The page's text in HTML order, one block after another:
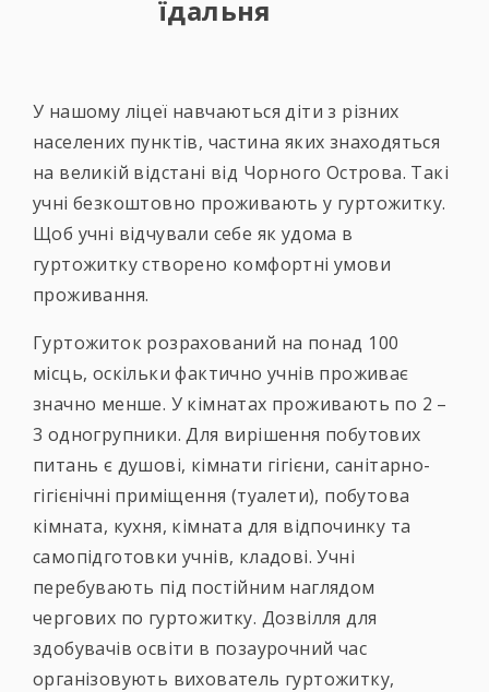
їдальня
У нашому ліцеї навчаються діти з різних
населених пунктів, частина яких знаходяться
на великій відстані від Чорного Острова. Такі
учні безкоштовно проживають у гуртожитку.
Щоб учні відчували себе як удома в
гуртожитку створено комфортні умови
проживання.
Гуртожиток розрахований на понад 100
місць, оскільки фактично учнів проживає
значно менше. У кімнатах проживають по 2 –
3 одногрупники. Для вирішення побутових
питань є душові, кімнати гігієни, санітарно-
гігієнічні приміщення (туалети), побутова
кімната, кухня, кімната для відпочинку та
самопідготовки учнів, кладові. Учні
перебувають під постійним наглядом
чергових по гуртожитку. Дозвілля для
здобувачів освіти в позаурочний час
організовують вихователь гуртожитку,